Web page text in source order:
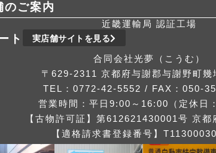
のご案内
近畿運輸局 認証工場
ト 実店舗サイトを見る
合同会社光夢（こうむ）
〒629-2311 京都府与謝郡与謝野町幾
TEL：0772-42-5552 / FAX：050-
営業時間：平日9:00～16:00（定休日
【古物許可証】第612621430001号 京都
【適格請求書登録番号】